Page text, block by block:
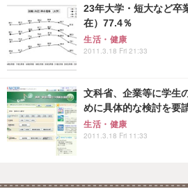
23年大学・短大など卒
在）77.4％
生活・健康
2011.3.18 Fri 21:33
文科省、企業等に学生
めに具体的な検討を要
生活・健康
2011.3.18 Fri 11:33